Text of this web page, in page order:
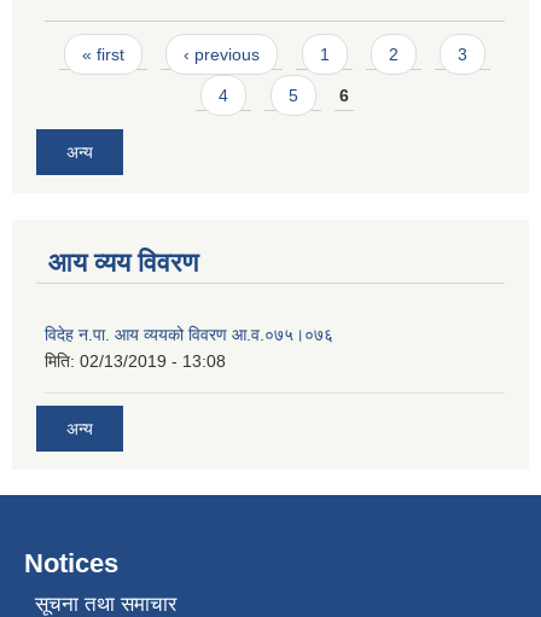
Pages
« first ‹ previous 1 2 3
4 5 6
अन्य
आय व्यय विवरण
विदेह न.पा. आय व्ययको विवरण आ.व.०७५।०७६
मिति: 02/13/2019 - 13:08
अन्य
Notices
सूचना तथा समाचार